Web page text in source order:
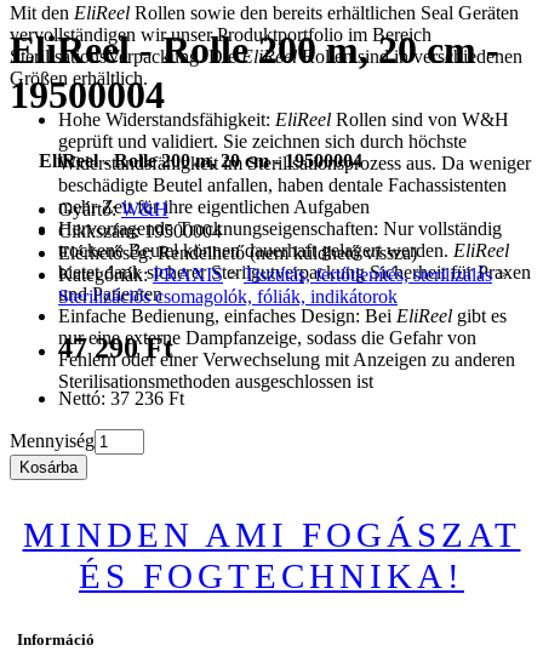
Mit den EliReel Rollen sowie den bereits erhältlichen Seal Geräten
vervollständigen wir unser Produktportfolio im Bereich
SterilisationsVerpackung. DieEliReelRollen sind in verschiedenen
Größen erhältlich.
Hohe Widerstandsfähigkeit: EliReel Rollen sind von W&H
geprüft und validiert. Sie zeichnen sich durch höchste
Widerstandsfähigkeit im Sterilisationsprozess aus. Da weniger
beschädigte Beutel anfallen, haben dentale Fachassistenten
mehr Zeit für ihre eigentlichen Aufgaben
Hervorragende Trocknungseigenschaften: Nur vollständig
trockene Beutel können dauerhaft gelagert werden. EliReel
bietet dank sicherer Sterilgutverpackung Sicherheit für Praxen
und Patienten
Einfache Bedienung, einfaches Design: Bei EliReel gibt es
nur eine externe Dampfanzeige, sodass die Gefahr von
Fehlern oder einer Verwechselung mit Anzeigen zu anderen
Sterilisationsmethoden ausgeschlossen ist
EliReel - Rolle 200 m, 20 cm -
19500004
EliReel - Rolle 200 m, 20 cm - 19500004
Gyártó:W&H
Cikkszám: 19500004
Elérhetőség: Rendelhető (nem küldhető vissza)
Kategóriák:PRAXIS>Tisztítás, fertőtlenítés, sterilizálás>
Sterilizációs csomagolók, fóliák, indikátorok
47 290 Ft
Nettó: 37 236 Ft
Mennyiség
Kosárba
MINDEN AMI FOGÁSZAT
ÉS FOGTECHNIKA!
Információ